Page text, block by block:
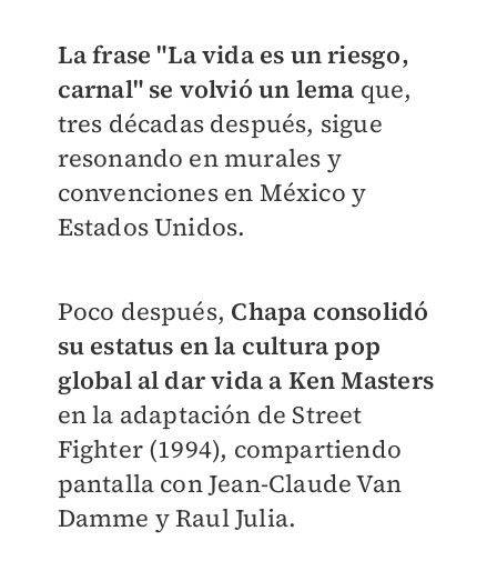
La frase "La vida es un riesgo,
carnal" se volvió un lema que,
tres décadas después, sigue
resonando en murales y
convenciones en México y
Estados Unidos.
Poco después, Chapa consolidó
su estatus en la cultura pop
global al dar vida a Ken Masters
en la adaptación de Street
Fighter (1994), compartiendo
pantalla con Jean-Claude Van
Damme y Raul Julia.